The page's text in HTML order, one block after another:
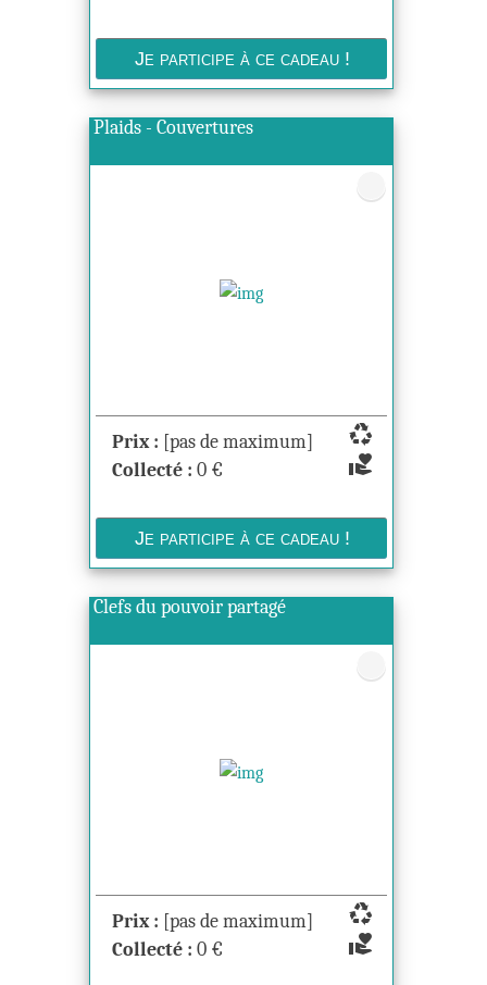
Plaids - Couvertures
recycling
volunteer_activism
Prix : [pas de maximum]
Collecté : 0 €
Clefs du pouvoir partagé
recycling
volunteer_activism
Prix : [pas de maximum]
Collecté : 0 €